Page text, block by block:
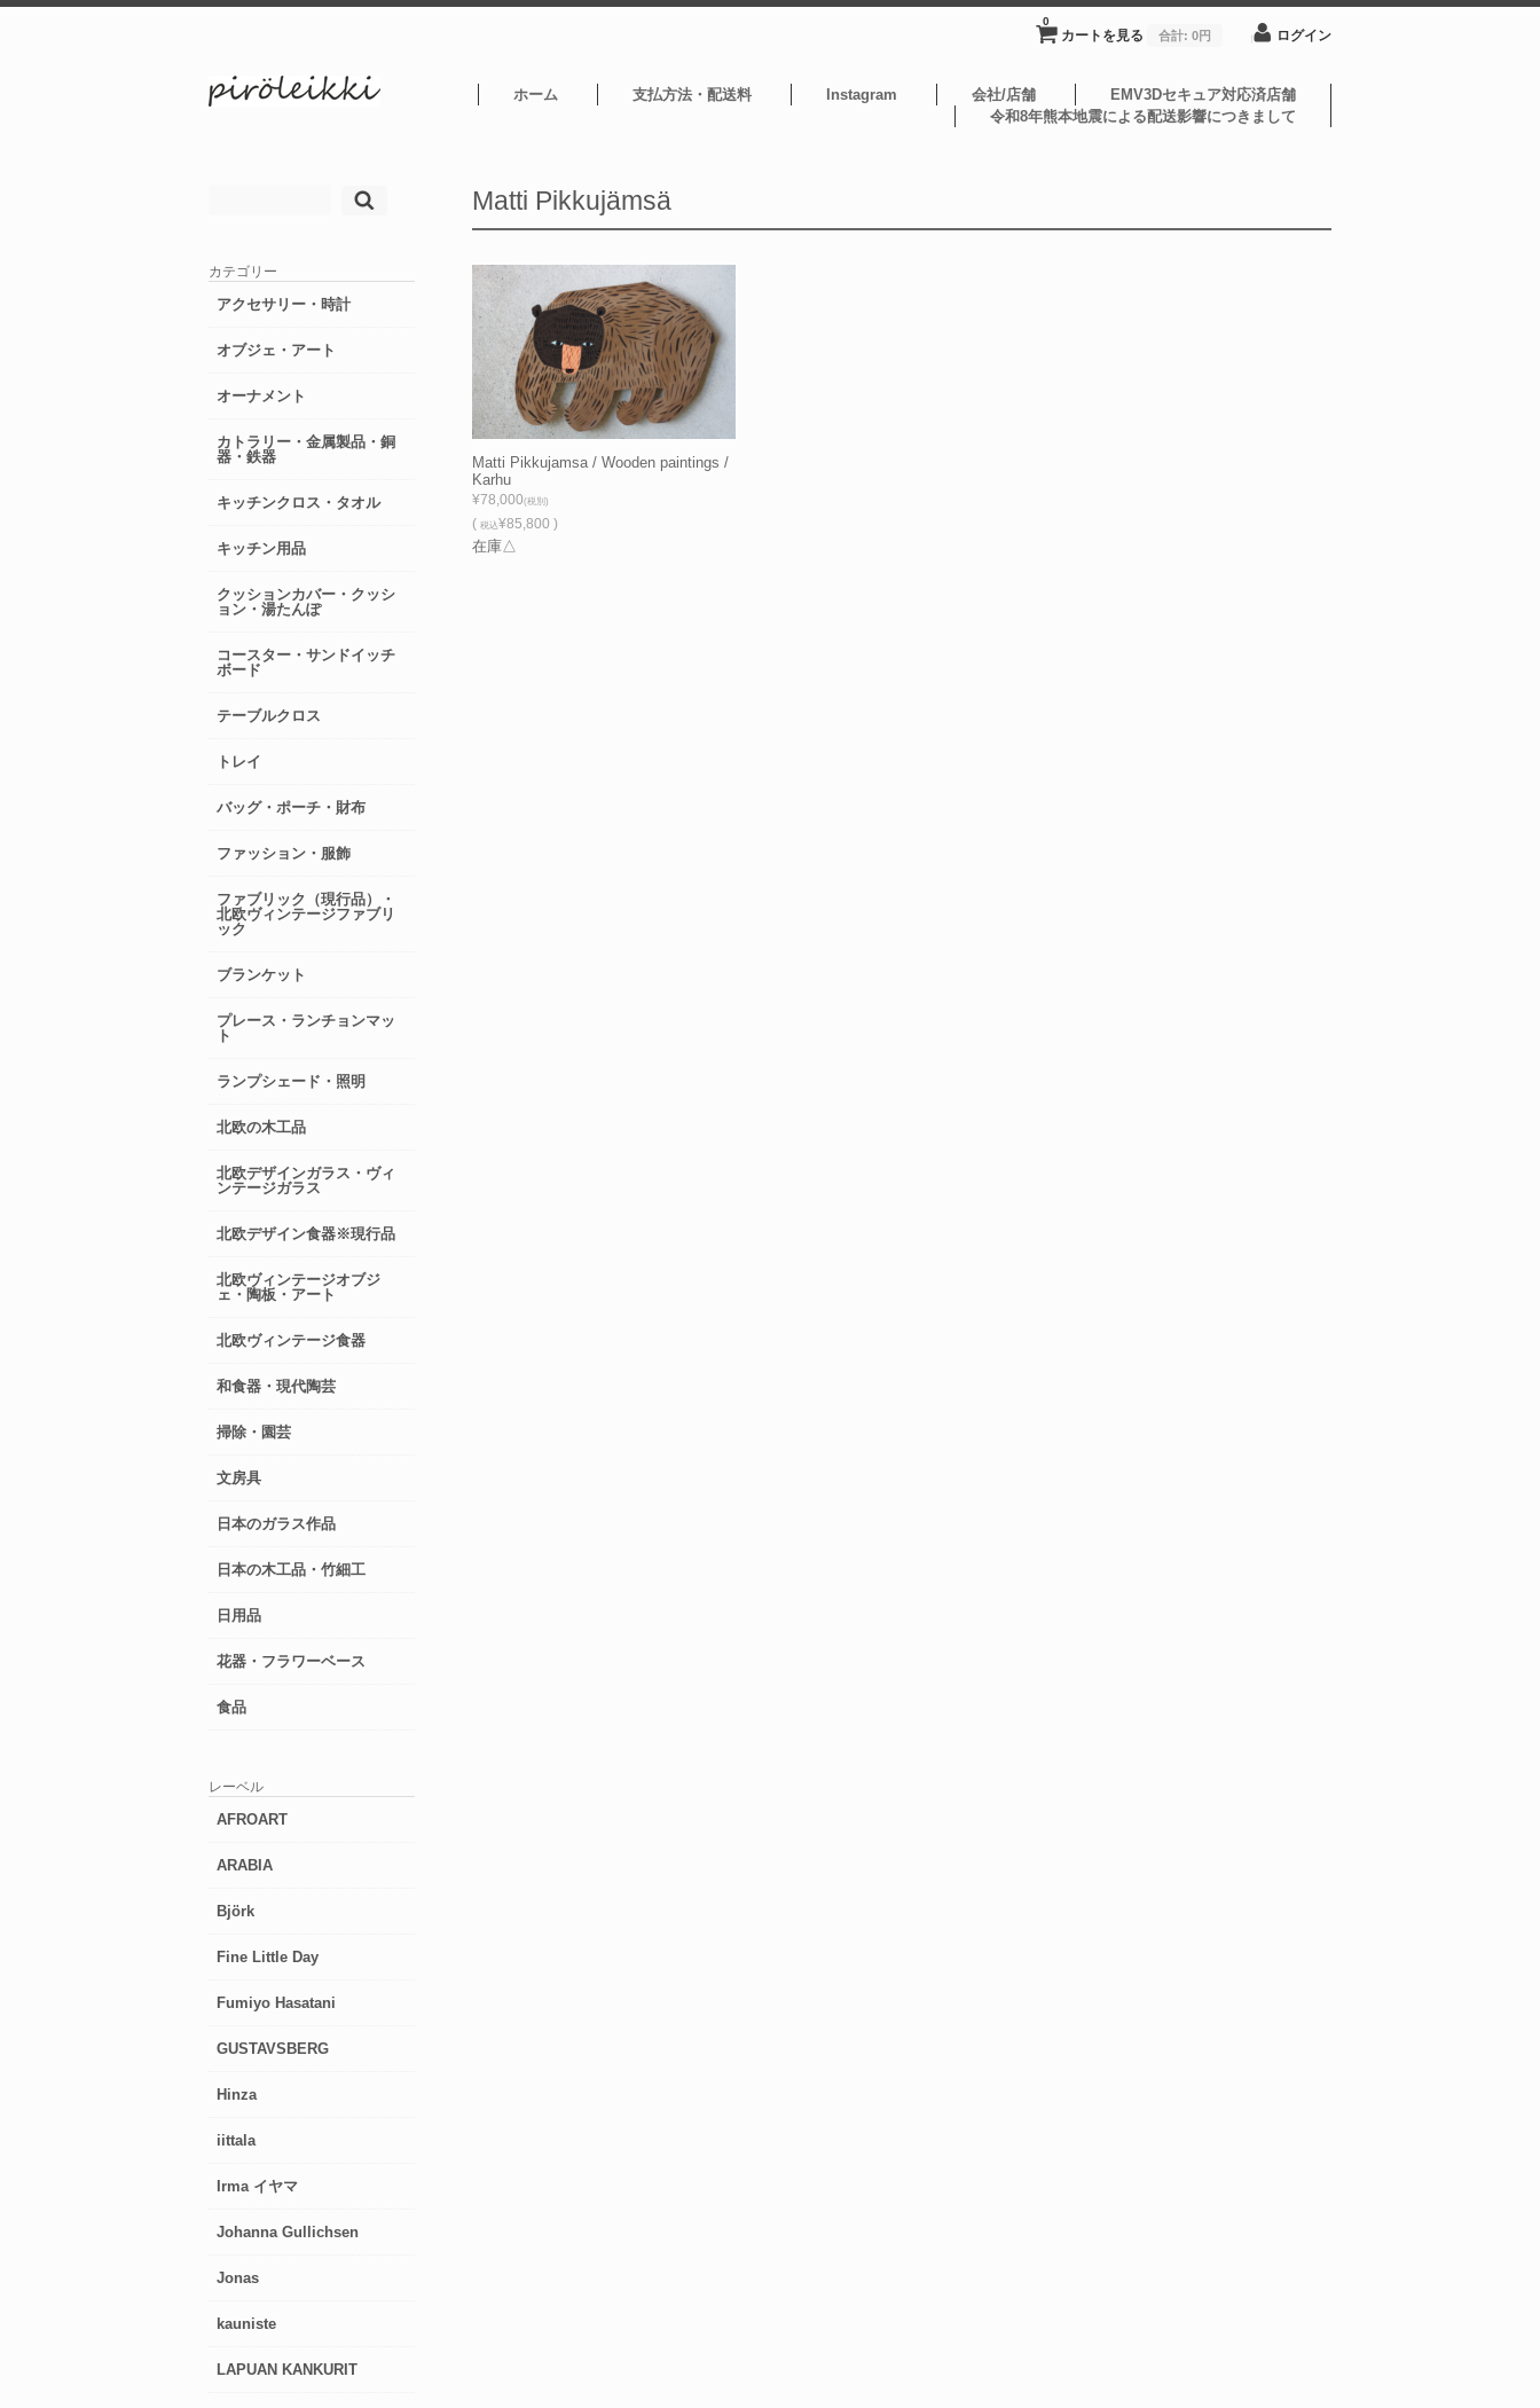
カートを見る
0
合計: 0円 ログイン
ホーム 支払方法・配送料 Instagram 会社/店舗
EMV3Dセキュア対応済店舗
令和8年熊本地震による配送影響につきまして
Matti Pikkujämsä
Matti Pikkujamsa / Wooden paintings /
Karhu
¥78,000(税別)
( 税込¥85,800 )
在庫△
カテゴリー
アクセサリー・時計
オブジェ・アート
オーナメント
カトラリー・金属製品・銅
器・鉄器
キッチンクロス・タオル
キッチン用品
クッションカバー・クッシ
ョン・湯たんぽ
コースター・サンドイッチ
ボード
テーブルクロス
トレイ
バッグ・ポーチ・財布
ファッション・服飾
ファブリック（現行品）・
北欧ヴィンテージファブリ
ック
ブランケット
プレース・ランチョンマッ
ト
ランプシェード・照明
北欧の木工品
北欧デザインガラス・ヴィ
ンテージガラス
北欧デザイン食器※現行品
北欧ヴィンテージオブジ
ェ・陶板・アート
北欧ヴィンテージ食器
和食器・現代陶芸
掃除・園芸
文房具
日本のガラス作品
日本の木工品・竹細工
日用品
花器・フラワーベース
食品
レーベル
AFROART
ARABIA
Björk
Fine Little Day
Fumiyo Hasatani
GUSTAVSBERG
Hinza
iittala
Irma イヤマ
Johanna Gullichsen
Jonas
kauniste
LAPUAN KANKURIT